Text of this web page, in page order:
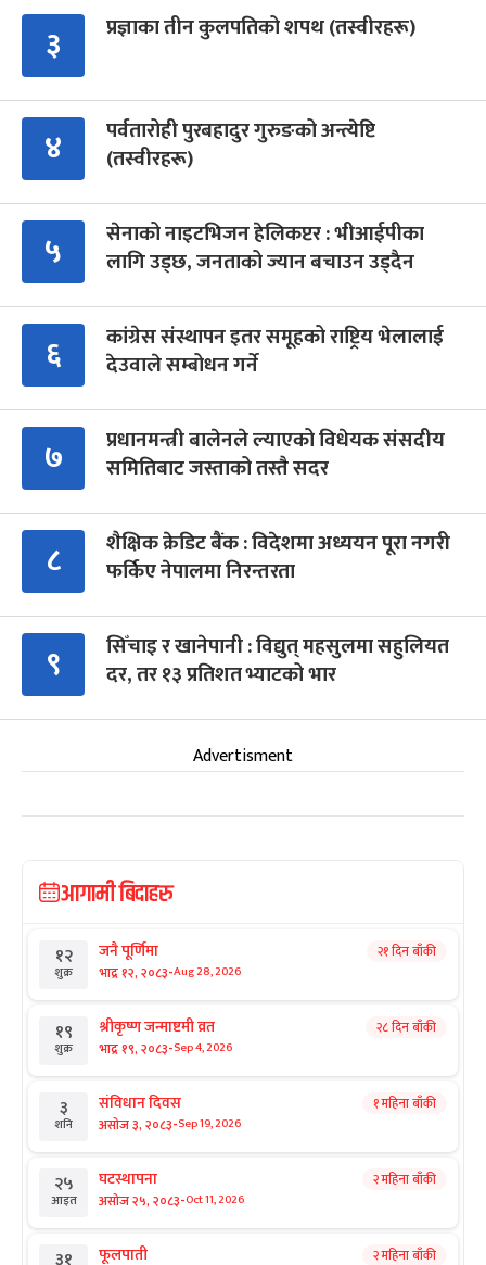
३ प्रज्ञाका तीन कुलपतिको शपथ (तस्वीरहरू)
४
पर्वतारोही पुरबहादुर गुरुङको अन्त्येष्टि
(तस्वीरहरू)
५
सेनाको नाइटभिजन हेलिकप्टर : भीआईपीका
लागि उड्छ, जनताको ज्यान बचाउन उड्दैन
६
कांग्रेस संस्थापन इतर समूहको राष्ट्रिय भेलालाई
देउवाले सम्बोधन गर्ने
७
प्रधानमन्त्री बालेनले ल्याएको विधेयक संसदीय
समितिबाट जस्ताको तस्तै सदर
८
शैक्षिक क्रेडिट बैंक : विदेशमा अध्ययन पूरा नगरी
फर्किए नेपालमा निरन्तरता
९
सिँचाइ र खानेपानी : विद्युत् महसुलमा सहुलियत
दर, तर १३ प्रतिशत भ्याटको भार
Advertisment
आगामी बिदाहरु
१२
शुक्र
जनै पूर्णिमा
भाद्र १२, २०८३-Aug 28, 2026
२१ दिन बाँकी
१९
शुक्र
श्रीकृष्ण जन्माष्टमी व्रत
भाद्र १९, २०८३-Sep 4, 2026
२८ दिन बाँकी
३
शनि
संविधान दिवस
असोज ३, २०८३-Sep 19, 2026
१ महिना बाँकी
२५
आइत
घटस्थापना
असोज २५, २०८३-Oct 11, 2026
२ महिना बाँकी
फूलपाती २ महिना बाँकी